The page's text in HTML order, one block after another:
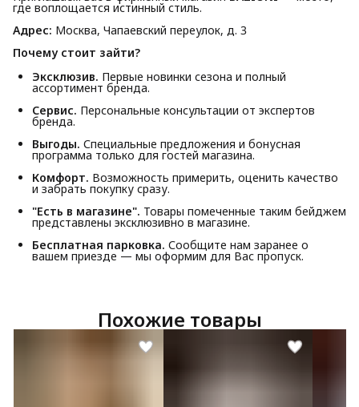
где воплощается истинный стиль.
Адрес: Москва, Чапаевский переулок, д. 3
Почему стоит зайти?
Эксклюзив. Первые новинки сезона и полный
ассортимент бренда.
Сервис. Персональные консультации от экспертов
бренда.
Выгоды. Специальные предложения и бонусная
программа только для гостей магазина.
Комфорт. Возможность примерить, оценить качество
и забрать покупку сразу.
"Есть в магазине". Товары помеченные таким бейджем
представлены эксклюзивно в магазине.
Бесплатная парковка. Сообщите нам заранее о
вашем приезде — мы оформим для Вас пропуск.
Похожие товары